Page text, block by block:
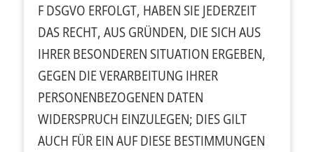
F DSGVO ERFOLGT, HABEN SIE JEDERZEIT
DAS RECHT, AUS GRÜNDEN, DIE SICH AUS
IHRER BESONDEREN SITUATION ERGEBEN,
GEGEN DIE VERARBEITUNG IHRER
PERSONENBEZOGENEN DATEN
WIDERSPRUCH EINZULEGEN; DIES GILT
AUCH FÜR EIN AUF DIESE BESTIMMUNGEN